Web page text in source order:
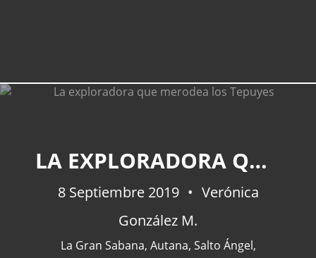
LA EXPLORADORA QUE MERODEA LOS TEPUYES
8 Septiembre 2019
Verónica
González M.
La Gran Sabana, Autana, Salto Ángel,